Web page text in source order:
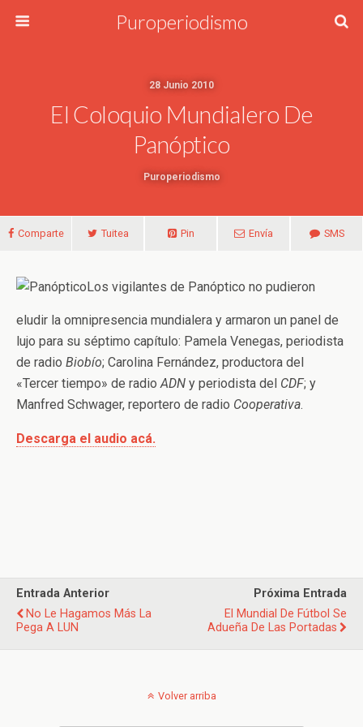
Puroperiodismo
28 Junio 2010
El Coloquio Mundialero De
Panóptico
Puroperiodismo
Comparte Tuitea Pin Envía SMS
Los vigilantes de Panóptico no pudieron
eludir la omnipresencia mundialera y armaron un panel de
lujo para su séptimo capítulo: Pamela Venegas, periodista
de radio Biobío; Carolina Fernández, productora del
«Tercer tiempo» de radioADN y periodista del CDF; y
Manfred Schwager, reportero de radio Cooperativa.
Descarga el audio acá.
Entrada Anterior
No Le Hagamos Más La
Pega A LUN
Próxima Entrada
El Mundial De Fútbol Se
Adueña De Las Portadas
Volver arriba